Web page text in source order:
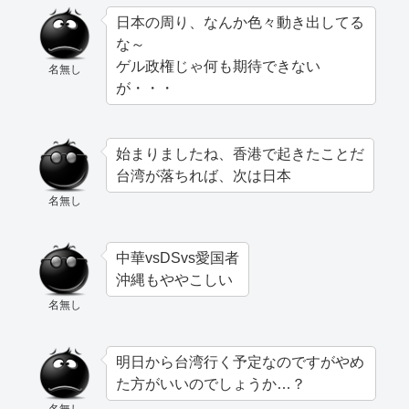
名無し
日本の周り、なんか色々動き出してる
な～
ゲル政権じゃ何も期待できない
が・・・
名無し
始まりましたね、香港で起きたことだ
台湾が落ちれば、次は日本
名無し
中華vsDSvs愛国者
沖縄もややこしい
明日から台湾行く予定なのですがやめ
た方がいいのでしょうか…？